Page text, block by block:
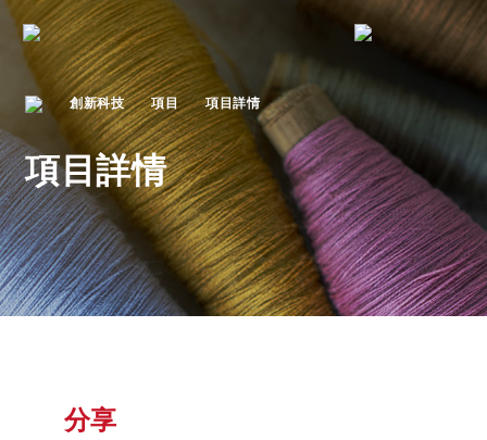
創新科技 項目 項目詳情
項目詳情
分享